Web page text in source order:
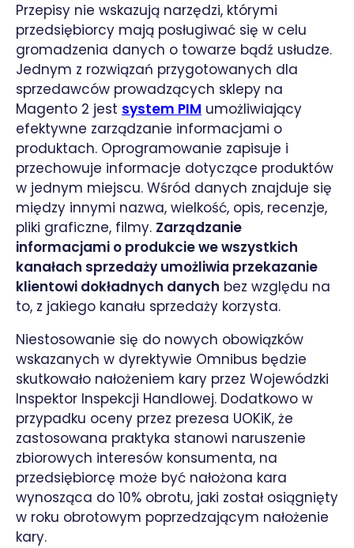
Przepisy nie wskazują narzędzi, którymi
przedsiębiorcy mają posługiwać się w celu
gromadzenia danych o towarze bądź usłudze.
Jednym z rozwiązań przygotowanych dla
sprzedawców prowadzących sklepy na
Magento 2 jest system PIM umożliwiający
efektywne zarządzanie informacjami o
produktach. Oprogramowanie zapisuje i
przechowuje informacje dotyczące produktów
w jednym miejscu. Wśród danych znajduje się
między innymi nazwa, wielkość, opis, recenzje,
pliki graficzne, filmy. Zarządzanie
informacjami o produkcie we wszystkich
kanałach sprzedaży umożliwia przekazanie
klientowi dokładnych danych bez względu na
to, z jakiego kanału sprzedaży korzysta.
Niestosowanie się do nowych obowiązków
wskazanych w dyrektywie Omnibus będzie
skutkowało nałożeniem kary przez Wojewódzki
Inspektor Inspekcji Handlowej. Dodatkowo w
przypadku oceny przez prezesa UOKiK, że
zastosowana praktyka stanowi naruszenie
zbiorowych interesów konsumenta, na
przedsiębiorcę może być nałożona kara
wynosząca do 10% obrotu, jaki został osiągnięty
w roku obrotowym poprzedzającym nałożenie
kary.